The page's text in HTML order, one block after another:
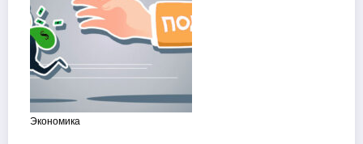
Экономика